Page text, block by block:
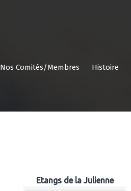
Nos Comités/Membres Histoire
Etangs de la Julienne